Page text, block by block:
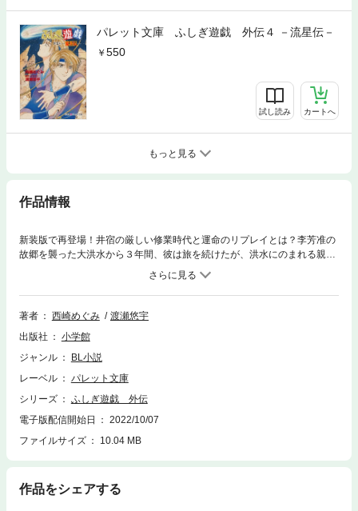
パレット文庫 ふしぎ遊戯 外伝４ －流星伝－
550
試し読み カートへ
もっと見る
作品情報
新装版で再登場！井宿の厳しい修業時代と運命のリプレイとは？李芳准の
故郷を襲った大洪水から３年間、彼は旅を続けたが、洪水にのまれる親友
を見殺しにした自責の念に耐えかね、ある日大河に身を投じた。しかし、
香蘭という娘に命を救われ、“井宿”になるべく修行が始まった！※この作品
はXMDF版として配信していた『ふしぎ遊戯 昇龍伝』のePUB版です。
底本と同じクオリティの挿絵イラストが収録されています。
著者 西崎めぐみ
渡瀬悠宇
出版社
小学館
ジャンル
BL小説
レーベル
パレット文庫
シリーズ
ふしぎ遊戯 外伝
電子版配信開始日
2022/10/07
ファイルサイズ
10.04 MB
作品をシェアする